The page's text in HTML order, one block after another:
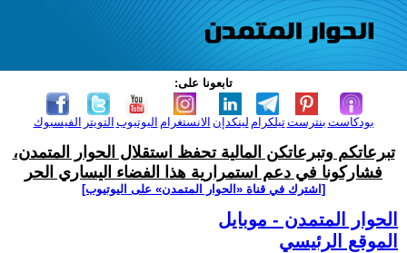
تابعونا على:
الفيسبوك التويتر اليوتيوب الانستغرام لينكدإن تيلكرامبنترست بودكاست
تبرعاتكم وتبرعاتكن المالية تحفظ استقلال الحوار المتمدن،
فشاركونا في دعم استمرارية هذا الفضاء اليساري الحر
[اشترك في قناة ‫«الحوار المتمدن» على اليوتيوب]
الحوار المتمدن - موبايل
الموقع الرئيسي